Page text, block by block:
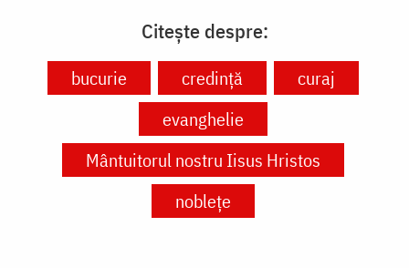
Citește despre:
bucurie credință
curaj
evanghelie
Mântuitorul nostru Iisus Hristos
noblețe